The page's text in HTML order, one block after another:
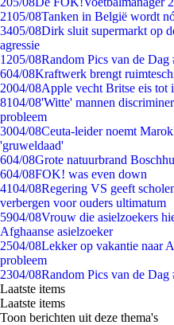
2105/08Tanken in België wordt
3405/08Dirk sluit supermarkt op
agressie
1205/08Random Pics van de Dag
604/08Kraftwerk brengt
2004/08Apple vecht Britse eis tot
8104/08'Witte' mannen
probleem
3004/08Ceuta-leider noemt
'gruweldaad'
604/08Grote natuurbrand
604/08FOK! was even down
4104/08Regering VS geeft
verbergen voor ouders ultimatum
5904/08Vrouw die asielzoekers
Afghaanse asielzoeker
2504/08Lekker op vakantie naar
probleem
2304/08Random Pics van de Dag
Laatste items
Laatste items
Toon berichten uit deze thema's